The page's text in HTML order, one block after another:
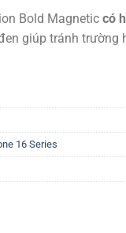
Bold Magnetic có
giúp tránh trường
16 Series